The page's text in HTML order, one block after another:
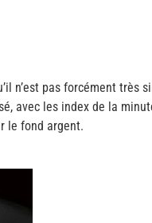
n’est pas forcément très
avec les index de la
le fond argent.